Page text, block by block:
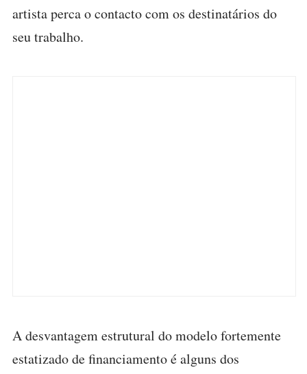
artista perca o contacto com os destinatários do
seu trabalho.
A desvantagem estrutural do modelo fortemente
estatizado de financiamento é alguns dos